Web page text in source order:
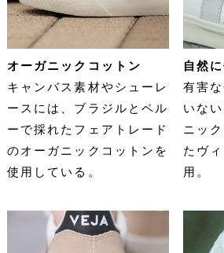
オーガニックコットン
キャンバス素材やシューレ
ースには、ブラジルとペル
ーで採れたフェアトレード
のオーガニックコットンを
使用している。
自然
有害
いな
ニッ
たヴ
用。